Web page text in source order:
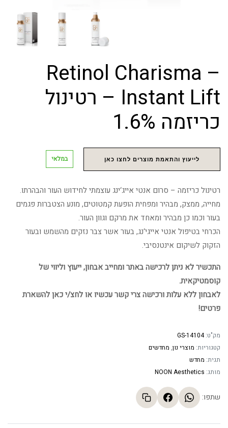
Retinol Charisma –
Instant Lift – רטינול
כריזמה 1.6%
לייעוץ והתאמת מוצרים לחצו כאן במלאי
רטינול כריזמה – סרום אנטי אייג‘ינג עוצמתי לחידוש העור והבהרתו.
מחייה, ממצק, מבהיר ומפחית הופעת קמטוטים, מונע הצטברות פגמים
בעור וכמו כן מבהיר ומאחד את מרקם וגוון העור.
הכרחי בטיפול אנטי אייגי‘נג, בעור אשר צבר נזקים מהשמש ובעור
הזקוק לשיקום אינטנסיבי.
התכשיר לא ניתן לרכישה באתר ומחייב אבחון, ייעוץ וליווי של
קוסמטיקאית.
לאבחון ללא עלות ורכישה צרי קשר עכשיו או לחצ/י כאן להשארת
פרטים!
מק"ט:GS-14104
קטגוריות: מוצרי נון, מחדשים
תגית: מחדש
מותג: NOON Aesthetics
שתפו: